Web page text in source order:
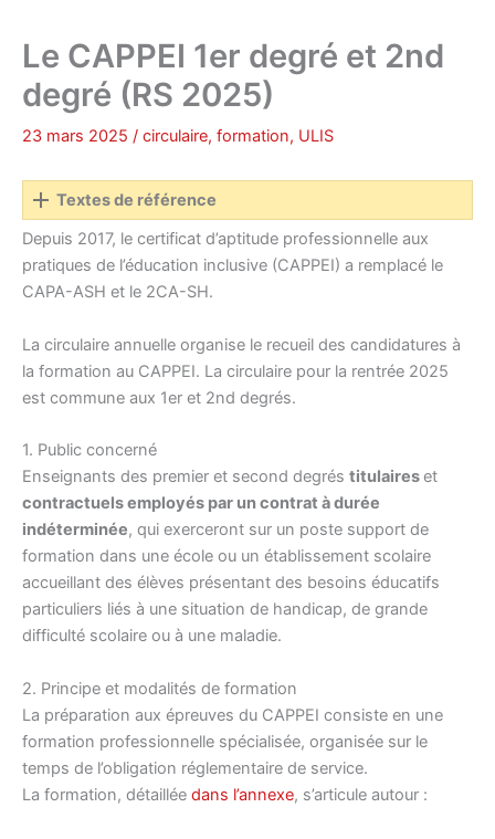
Le CAPPEI 1er degré et 2nd
degré (RS 2025)
23 mars 2025 / circulaire, formation, ULIS
Textes de référence
Depuis 2017, le certificat d’aptitude professionnelle aux
pratiques de l’éducation inclusive (CAPPEI) a remplacé le
CAPA-ASH et le 2CA-SH.
La circulaire annuelle organise le recueil des candidatures à
la formation au CAPPEI. La circulaire pour la rentrée 2025
est commune aux 1er et 2nd degrés.
1. Public concerné
Enseignants des premier et second degrés titulaireset
contractuels employés par un contrat à durée
indéterminée, qui exerceront sur un poste support de
formation dans une école ou un établissement scolaire
accueillant des élèves présentant des besoins éducatifs
particuliers liés à une situation de handicap, de grande
difficulté scolaire ou à une maladie.
2. Principe et modalités de formation
La préparation aux épreuves du CAPPEI consiste en une
formation professionnelle spécialisée, organisée sur le
temps de l’obligation réglementaire de service.
La formation, détaillée dans l’annexe, s’articule autour :